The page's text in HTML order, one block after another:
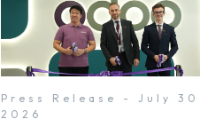
Press Release - July 30
2026